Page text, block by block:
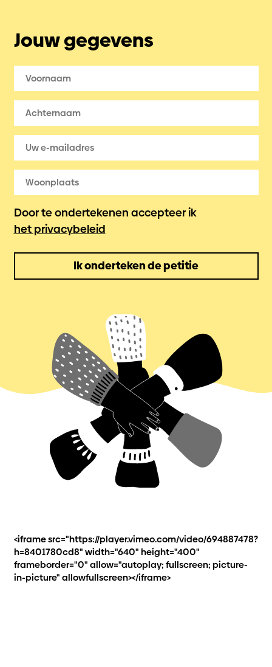
Jouw gegevens
Door te ondertekenen accepteer ik
het privacybeleid
<iframe src="https://player.vimeo.com/video/694887478?
h=8401780cd8" width="640" height="400"
frameborder="0" allow="autoplay; fullscreen; picture-
in-picture" allowfullscreen></iframe>